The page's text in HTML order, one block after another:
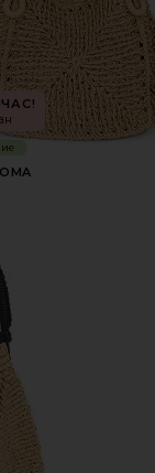
СУМКА НА ПЛЕЧО